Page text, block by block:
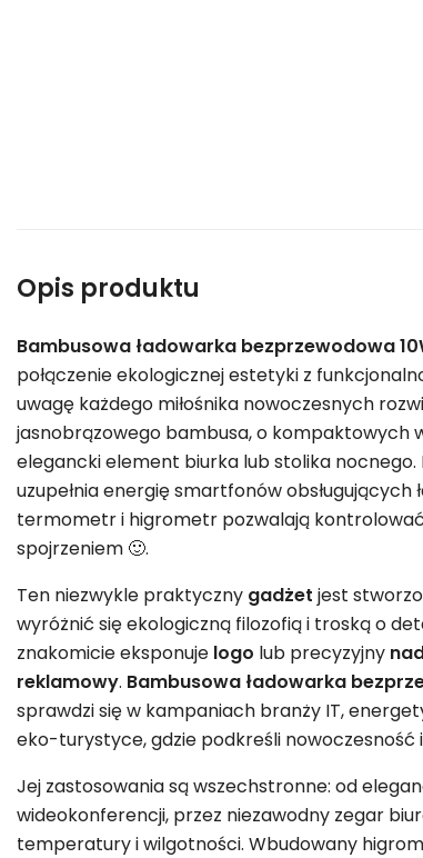
Opis produktu
Bambusowa ładowarka bezprzewodowa
połączenie ekologicznej estetyki z
uwagę każdego miłośnika nowoczesnych
jasnobrązowego bambusa, o kompaktowych
elegancki element biurka lub stolika nocnego.
uzupełnia energię smartfonów
termometr i higrometr pozwalają
spojrzeniem 🙂.
Ten niezwykle praktyczny gadżet jest
wyróżnić się ekologiczną filozofią i troską o
znakomicie eksponuje logo lub precyzyjny
reklamowy. Bambusowa ładowarka
sprawdzi się w kampaniach branży IT,
eko-turystyce, gdzie podkreśli nowoczesność
Jej zastosowania są wszechstronne: od
wideokonferencji, przez niezawodny zegar
temperatury i wilgotności. Wbudowany